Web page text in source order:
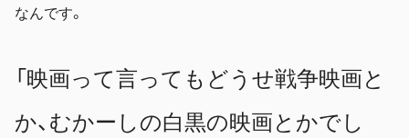
なんです。
「映画って言ってもどうせ戦争映画と
か、むかーしの白黒の映画とかでし